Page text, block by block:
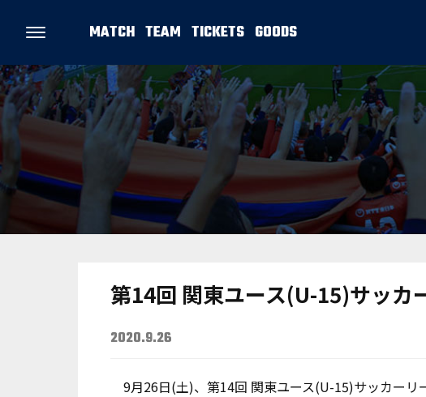
MATCH TEAM TICKETS GOODS
第14回 関東ユース(U-15)サッカ
2020.9.26
9月26日(土)、第14回 関東ユース(U-15)サッカーリ